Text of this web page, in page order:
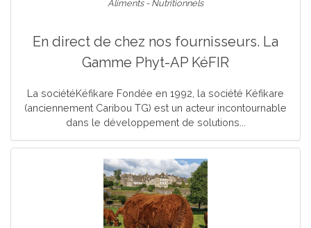
Aliments - Nutritionnels
En direct de chez nos fournisseurs. La
Gamme Phyt-AP KéFIR
La sociétéKéfikare Fondée en 1992, la société Kéfikare
(anciennement Caribou TG) est un acteur incontournable
dans le développement de solutions...